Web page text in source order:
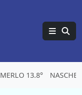
MERLO 13.8°